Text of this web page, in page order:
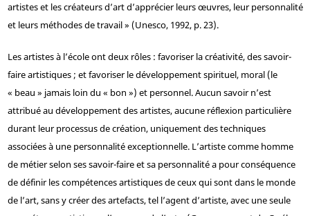
artistes et les créateurs d’art d’apprécier leurs œuvres, leur personnalité
et leurs méthodes de travail » (Unesco, 1992, p. 23).
Les artistes à l’école ont deux rôles : favoriser la créativité, des savoir-
faire artistiques ; et favoriser le développement spirituel, moral (le
« beau » jamais loin du « bon ») et personnel. Aucun savoir n’est
attribué au développement des artistes, aucune réflexion particulière
durant leur processus de création, uniquement des techniques
associées à une personnalité exceptionnelle. L’artiste comme homme
de métier selon ses savoir-faire et sa personnalité a pour conséquence
de définir les compétences artistiques de ceux qui sont dans le monde
de l’art, sans y créer des artefacts, tel l’agent d’artiste, avec une seule